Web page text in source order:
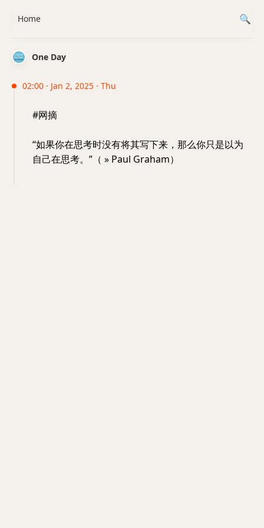
One Day
02:00 · Jan 2, 2025 · Thu
#网摘
“如果你在思考时没有将其写下来，那么你只是以为
自己在思考。”（ » Paul Graham）
Home